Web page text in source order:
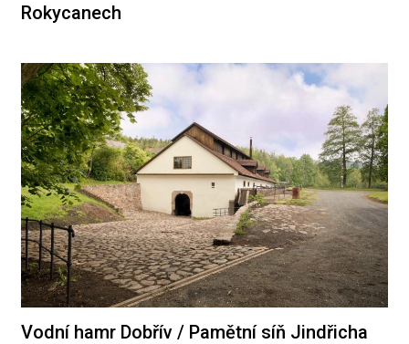
Rokycanech
Vodní hamr Dobřív / Pamětní síň Jindřicha